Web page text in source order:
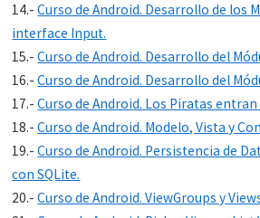
14.-Curso de Android. Desarrollo de los
interface Input.
15.-Curso de Android. Desarrollo del
16.-Curso de Android. Desarrollo del
17.-Curso de Android. Los Piratas entran
18.-Curso de Android. Modelo, Vista y
19.-Curso de Android. Persistencia de
con SQLite.
20.-Curso de Android. ViewGroups y